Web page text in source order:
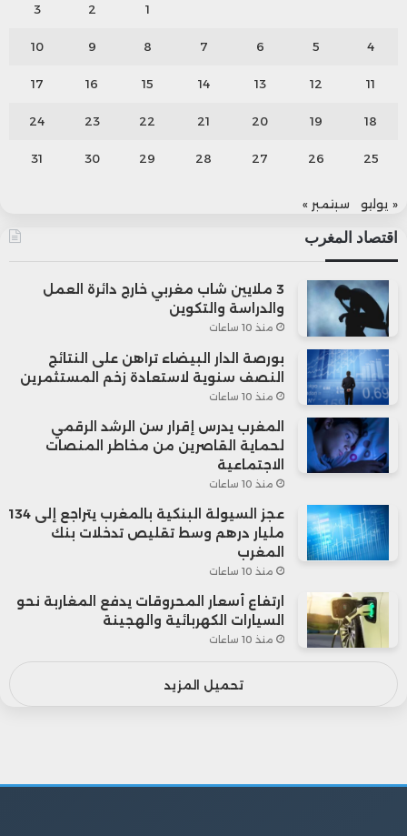
1
2
3
4
5
6
7
8
9
10
11
12
13
14
15
16
17
18
19
20
21
22
23
24
25
26
27
28
29
30
31
« يوليو سبتمبر »
اقتصاد المغرب
3 ملايين شاب مغربي خارج دائرة العمل
والدراسة والتكوين
منذ 10 ساعات
بورصة الدار البيضاء تراهن على النتائج
النصف سنوية لاستعادة زخم المستثمرين
منذ 10 ساعات
المغرب يدرس إقرار سن الرشد الرقمي
لحماية القاصرين من مخاطر المنصات
الاجتماعية
منذ 10 ساعات
عجز السيولة البنكية بالمغرب يتراجع إلى 134
مليار درهم وسط تقليص تدخلات بنك
المغرب
منذ 10 ساعات
ارتفاع أسعار المحروقات يدفع المغاربة نحو
السيارات الكهربائية والهجينة
منذ 10 ساعات
تحميل المزيد